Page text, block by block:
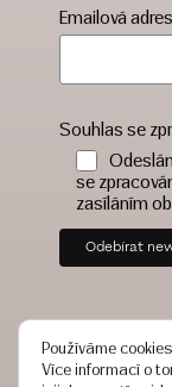
Emailová
Souhlas se
se
zasíláním
Používáme
Více informací o